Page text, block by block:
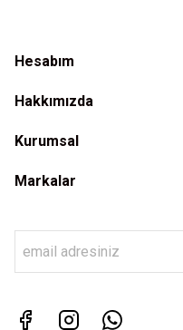
Hesabım
Hakkımızda
Kurumsal
Markalar